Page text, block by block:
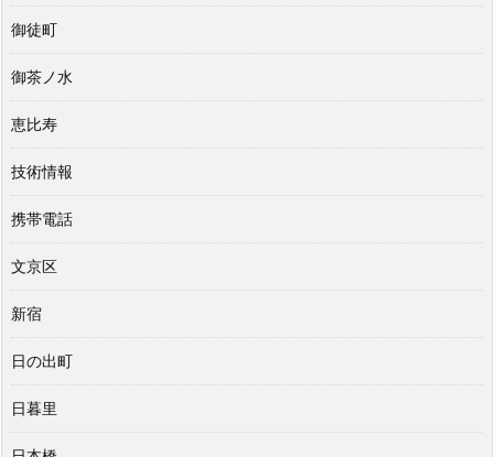
御徒町
御茶ノ水
恵比寿
技術情報
携帯電話
文京区
新宿
日の出町
日暮里